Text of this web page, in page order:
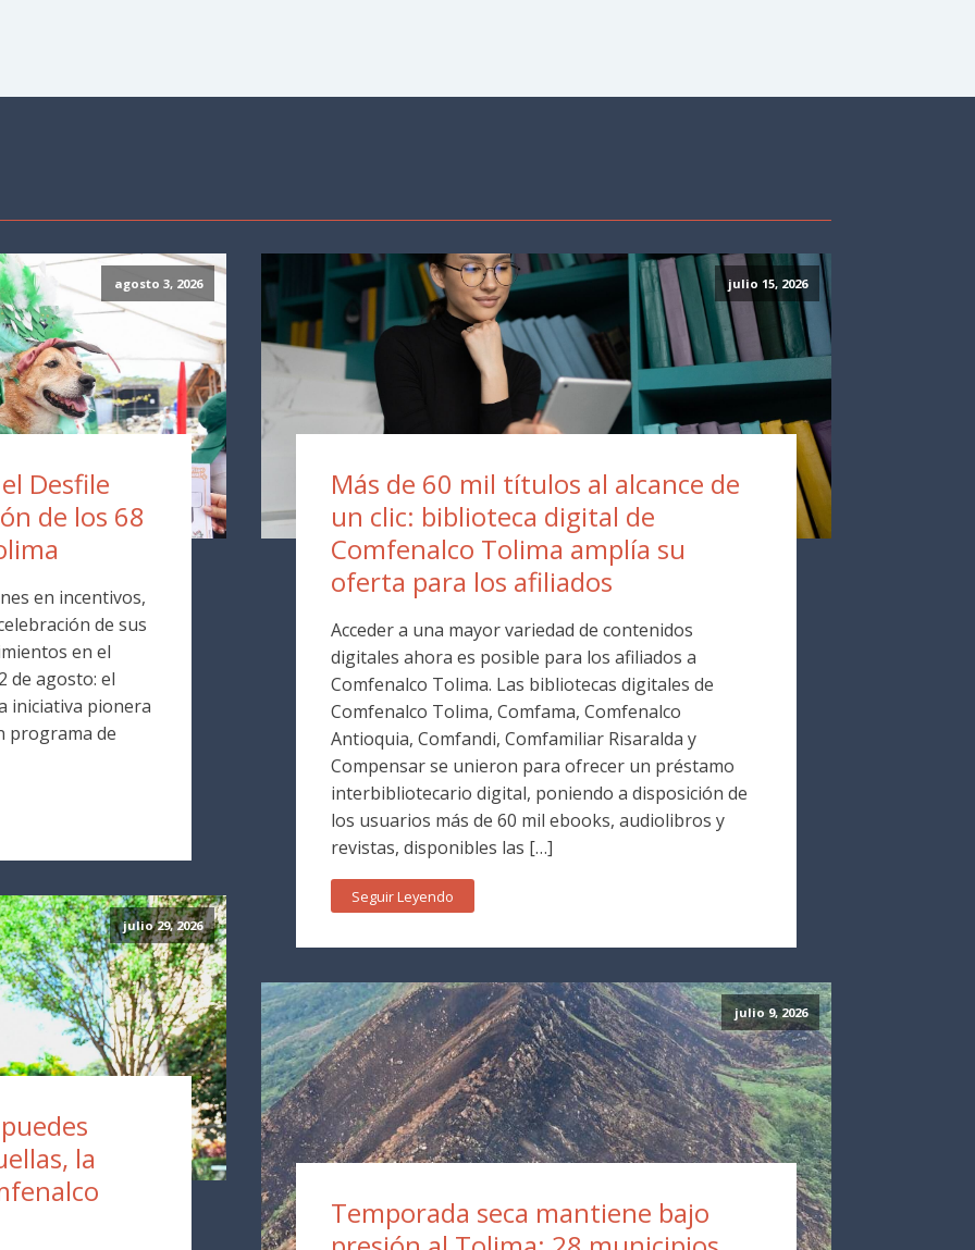
agosto 3, 2026
Desfile
de los 68
en incentivos,
de sus
en el
de agosto: el
iniciativa pionera
programa de
julio 29, 2026
la
julio 15, 2026
Más de 60 mil títulos al alcance de
un clic: biblioteca digital de
Comfenalco Tolima amplía su
oferta para los afiliados
Acceder a una mayor variedad de contenidos
digitales ahora es posible para los afiliados a
Comfenalco Tolima. Las bibliotecas digitales de
Comfenalco Tolima, Comfama, Comfenalco
Antioquia, Comfandi, Comfamiliar Risaralda y
Compensar se unieron para ofrecer un préstamo
interbibliotecario digital, poniendo a disposición de
los usuarios más de 60 mil ebooks, audiolibros y
revistas, disponibles las […]
Seguir Leyendo
julio 9, 2026
Temporada seca mantiene bajo